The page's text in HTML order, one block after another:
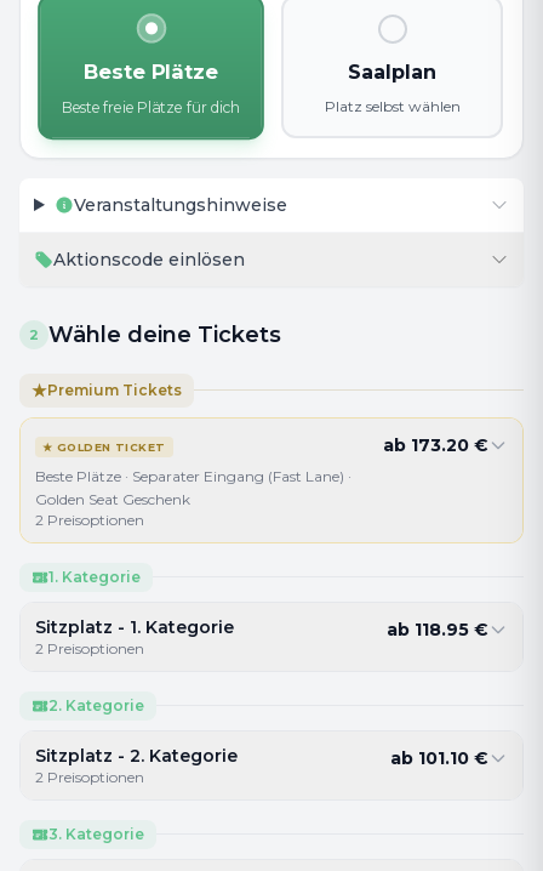
Beste Plätze
Beste freie Plätze für dich
Saalplan
Platz selbst wählen
Veranstaltungshinweise
Aktionscode einlösen
2 Wähle deine Tickets
★Premium Tickets
★ GOLDEN TICKET
Beste Plätze · Separater Eingang (Fast Lane) ·
Golden Seat Geschenk
2 Preisoptionen
ab 173.20 €
1. Kategorie
Sitzplatz - 1. Kategorie
2 Preisoptionen
ab 118.95 €
2. Kategorie
Sitzplatz - 2. Kategorie
2 Preisoptionen
ab 101.10 €
3. Kategorie